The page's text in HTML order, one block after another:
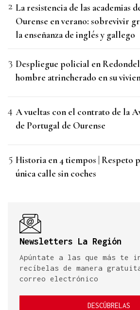
La resistencia de las academias
Ourense en verano: sobrevivir
la enseñanza de inglés y gallego
Despliegue policial en
hombre atrincherado en su
A vueltas con el contrato de la
de Portugal de Ourense
Historia en 4 tiempos | Respeto
única calle sin coches
Newsletters La Región
Apúntate a las que más te
recíbelas de manera
correo electrónico
DESCÚBRELAS